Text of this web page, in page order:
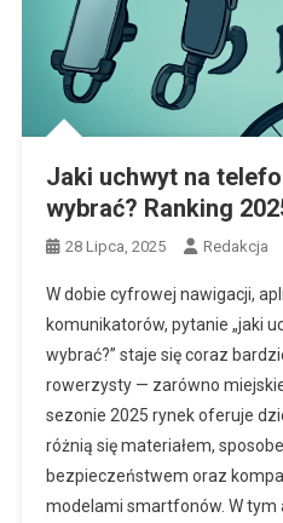
Jaki uchwyt na
wybrać? Ranking
28 Lipca, 2025 Redakcja
W dobie cyfrowej nawigacji,
komunikatorów, pytanie „jaki
wybrać?” staje się coraz
rowerzysty — zarówno
sezonie 2025 rynek oferuje
różnią się materiałem,
bezpieczeństwem oraz
modelami smartfonów. W